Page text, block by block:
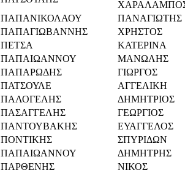
ΠΑΠΑΝΙΚΟΛΑΟΥ
ΠΑΝΑΓΙΩΤΗΣ
ΠΑΠΑΓΙΩΒΑΝΝΗΣ
ΧΡΗΣΤΟΣ
ΠΕΤΣΑ
ΚΑΤΕΡΙΝΑ
ΠΑΠΑΙΩΑΝΝΟΥ
ΜΑΝΩΛΗΣ
ΠΑΠΑΡΩΔΗΣ
ΓΙΩΡΓΟΣ
ΠΑΤΣΟΥΛΕ
ΑΓΓΕΛΙΚΗ
ΠΑΛΟΓΕΛΗΣ
ΔΗΜΗΤΡΙΟΣ
ΠΑΣΑΓΓΕΛΗΣ
ΓΕΩΡΓΙΟΣ
ΠΑΝΤΟΥΒΑΚΗΣ
ΕΥΑΓΓΕΛΟΣ
ΠΟΝΤΙΚΗΣ
ΣΠΥΡΙΔΩΝ
ΠΑΠΑΙΩΑΝΝΟΥ
ΔΗΜΗΤΡΗΣ
ΠΑΡΘΕΝΗΣ
ΝΙΚΟΣ